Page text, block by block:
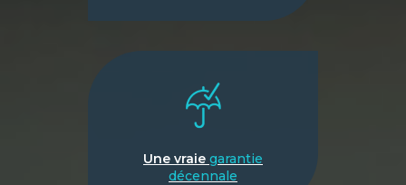
Une vraie garantie
décennale